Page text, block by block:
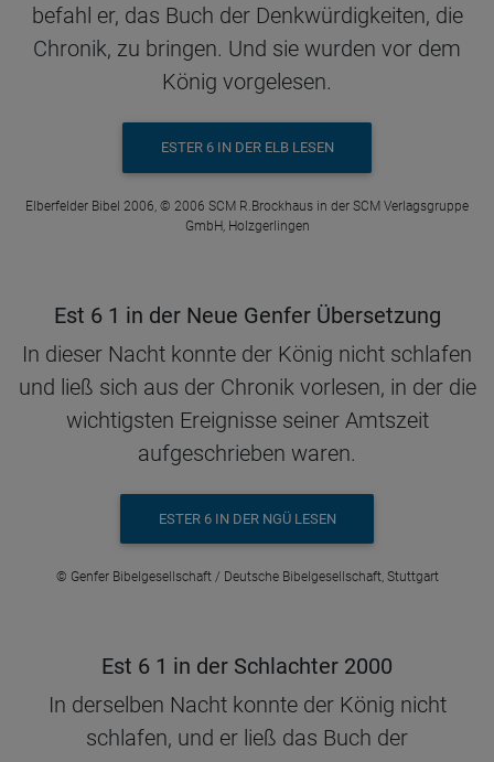
befahl er, das Buch der Denkwürdigkeiten, die
Chronik, zu bringen. Und sie wurden vor dem
König vorgelesen.
ESTER 6 IN DER ELB LESEN
Elberfelder Bibel 2006, © 2006 SCM R.Brockhaus in der SCM Verlagsgruppe
GmbH, Holzgerlingen
Est 6 1 in der Neue Genfer Übersetzung
In dieser Nacht konnte der König nicht schlafen
und ließ sich aus der Chronik vorlesen, in der die
wichtigsten Ereignisse seiner Amtszeit
aufgeschrieben waren.
ESTER 6 IN DER NGÜ LESEN
© Genfer Bibelgesellschaft / Deutsche Bibelgesellschaft, Stuttgart
Est 6 1 in der Schlachter 2000
In derselben Nacht konnte der König nicht
schlafen, und er ließ das Buch der